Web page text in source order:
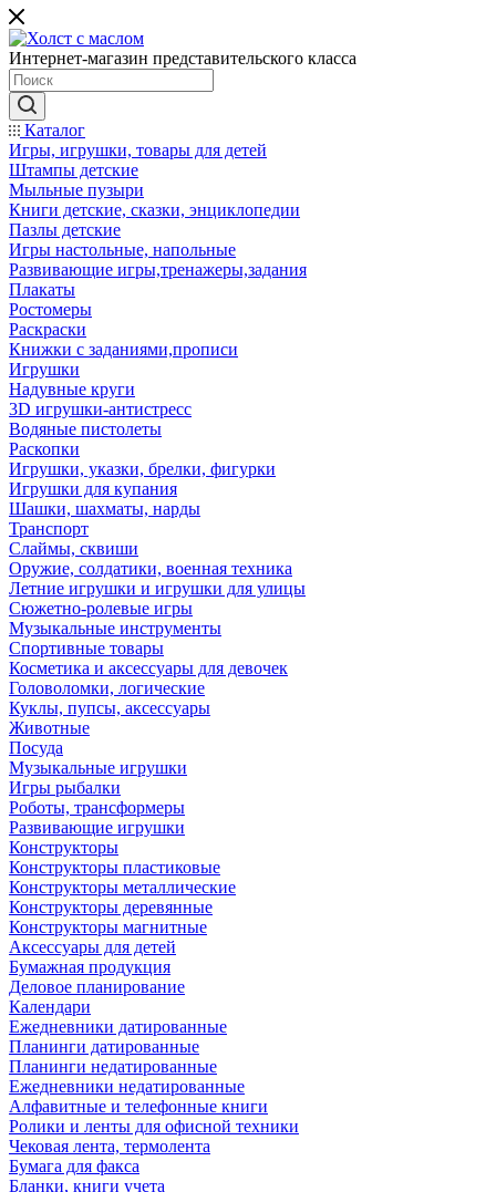
Интернет-магазин представительского класса
Каталог
Игры, игрушки, товары для детей
Штампы детские
Мыльные пузыри
Книги детские, сказки, энциклопедии
Пазлы детские
Игры настольные, напольные
Развивающие игры,тренажеры,задания
Плакаты
Ростомеры
Раскраски
Книжки с заданиями,прописи
Игрушки
Надувные круги
3D игрушки-антистресс
Водяные пистолеты
Раскопки
Игрушки, указки, брелки, фигурки
Игрушки для купания
Шашки, шахматы, нарды
Транспорт
Слаймы, сквиши
Оружие, солдатики, военная техника
Летние игрушки и игрушки для улицы
Сюжетно-ролевые игры
Музыкальные инструменты
Спортивные товары
Косметика и аксессуары для девочек
Головоломки, логические
Куклы, пупсы, аксессуары
Животные
Посуда
Музыкальные игрушки
Игры рыбалки
Роботы, трансформеры
Развивающие игрушки
Конструкторы
Конструкторы пластиковые
Конструкторы металлические
Конструкторы деревянные
Конструкторы магнитные
Аксессуары для детей
Бумажная продукция
Деловое планирование
Календари
Ежедневники датированные
Планинги датированные
Планинги недатированные
Ежедневники недатированные
Алфавитные и телефонные книги
Ролики и ленты для офисной техники
Чековая лента, термолента
Бумага для факса
Бланки, книги учета